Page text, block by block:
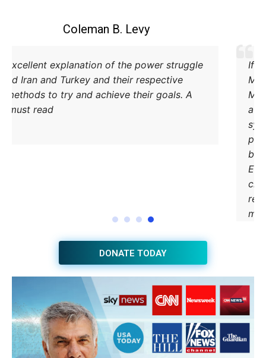
Coleman B. Levy
Excellent explanation of the power struggle
od Iran and Turkey and their respective
methods to try and achieve their goals. A
must read.